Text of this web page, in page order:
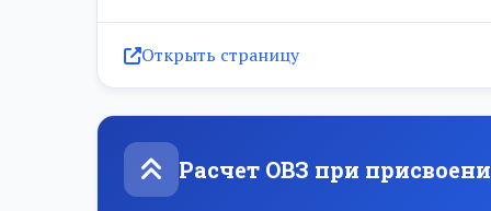
Разряд 11
Разряд 12
Разряд 13
Разряд 14
Открыть страницу
Расчет ОВЗ при